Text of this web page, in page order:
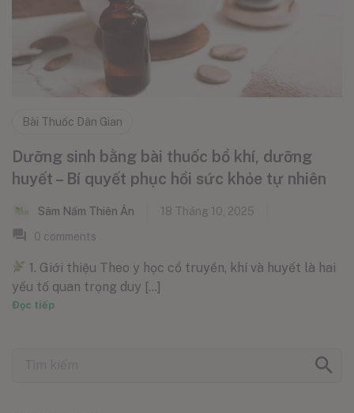
Bài Thuốc Dân Gian
Dưỡng sinh bằng bài thuốc bổ khí, dưỡng
huyết – Bí quyết phục hồi sức khỏe tự nhiên
Sâm Nấm Thiên Ân
18 Tháng 10, 2025
0 comments
1. Giới thiệu Theo y học cổ truyền, khí và huyết là hai
yếu tố quan trọng duy [...]
Đọc tiếp